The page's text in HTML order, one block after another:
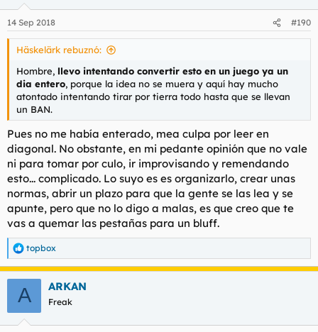
e
s
14 Sep 2018 #190
Häskelärk rebuznó:
Hombre, llevo intentando convertir esto en un juego ya un
dia entero, porque la idea no se muera y aquí hay mucho
atontado intentando tirar por tierra todo hasta que se llevan
un BAN.
Pues no me había enterado, mea culpa por leer en
diagonal. No obstante, en mi pedante opinión que no vale
ni para tomar por culo, ir improvisando y remendando
esto... complicado. Lo suyo es es organizarlo, crear unas
normas, abrir un plazo para que la gente se las lea y se
apunte, pero que no lo digo a malas, es que creo que te
vas a quemar las pestañas para un bluff.
R
e
a
topbox
A ARKAN
Freak